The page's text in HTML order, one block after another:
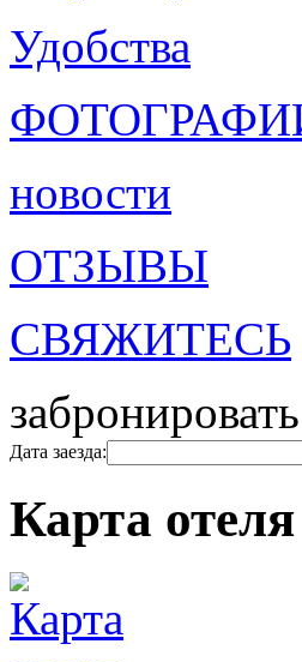
Удобства
новости
ОТЗЫВЫ
СВЯЖИТЕСЬ
забронировать
Дата заезда:
Карта отеля